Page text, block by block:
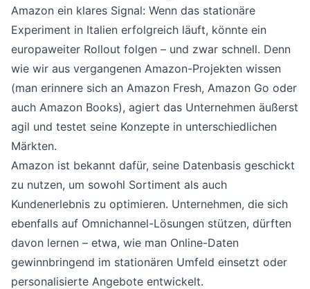
Amazon ein klares Signal: Wenn das stationäre
Experiment in Italien erfolgreich läuft, könnte ein
europaweiter Rollout folgen – und zwar schnell. Denn
wie wir aus vergangenen Amazon-Projekten wissen
(man erinnere sich an Amazon Fresh, Amazon Go oder
auch Amazon Books), agiert das Unternehmen äußerst
agil und testet seine Konzepte in unterschiedlichen
Märkten.
Amazon ist bekannt dafür, seine Datenbasis geschickt
zu nutzen, um sowohl Sortiment als auch
Kundenerlebnis zu optimieren. Unternehmen, die sich
ebenfalls auf Omnichannel-Lösungen stützen, dürften
davon lernen – etwa, wie man Online-Daten
gewinnbringend im stationären Umfeld einsetzt oder
personalisierte Angebote entwickelt.